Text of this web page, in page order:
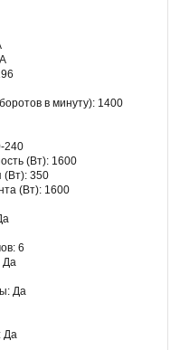
в минуту): 1400
240
(Вт): 1600
(Вт): 350
(Вт): 1600
6
Да
Да
Да